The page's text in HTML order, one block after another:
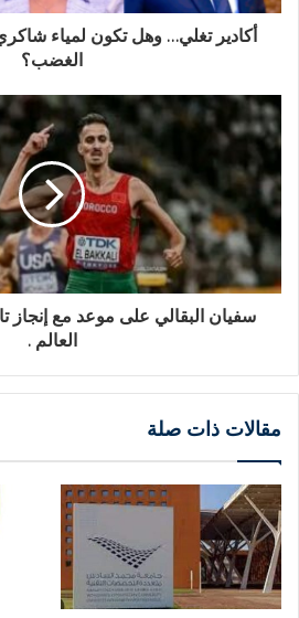
أكادير تغلي… وهل تكون لمياء
الغضب؟
سفيان البقالي على موعد مع إنجاز
العالم .
مقالات ذات صلة